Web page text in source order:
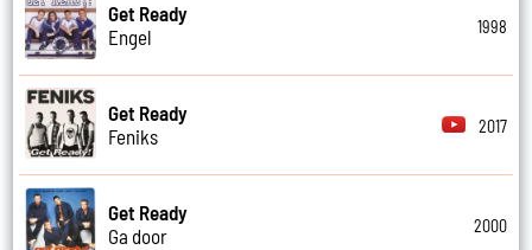
Get Ready
Engel
1998
Get Ready
Feniks
2017
Get Ready
Ga door
2000